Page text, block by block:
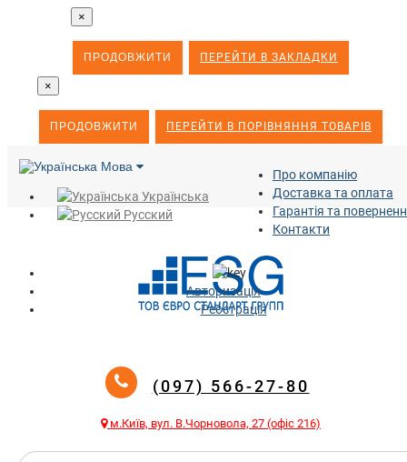
×
ПРОДОВЖИТИ ПЕРЕЙТИ В ЗАКЛАДКИ
×
ПРОДОВЖИТИ ПЕРЕЙТИ В ПОРІВНЯННЯ ТОВАРІВ
Мова
Українська
Русский
Про компанію
Доставка та оплата
Гарантія та
Контакти
Авторизація
Реєстрація
(097) 566-27-80
м.Київ, вул. В.Чорновола, 27 (офіс 216)